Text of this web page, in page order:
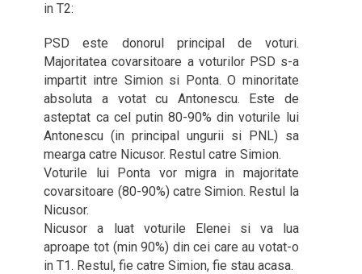
in T2:
PSD este donorul principal de voturi.
Majoritatea covarsitoare a voturilor PSD s-a
impartit intre Simion si Ponta. O minoritate
absoluta a votat cu Antonescu. Este de
asteptat ca cel putin 80-90% din voturile lui
Antonescu (in principal ungurii si PNL) sa
mearga catre Nicusor. Restul catre Simion.
Voturile lui Ponta vor migra in majoritate
covarsitoare (80-90%) catre Simion. Restul la
Nicusor.
Nicusor a luat voturile Elenei si va lua
aproape tot (min 90%) din cei care au votat-o
in T1. Restul, fie catre Simion, fie stau acasa.